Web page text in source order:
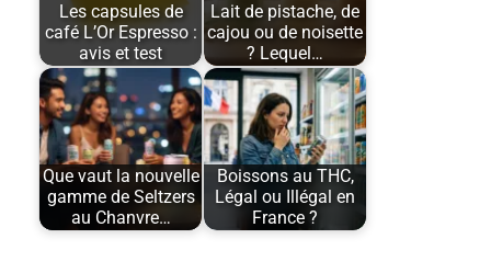
Les capsules de
café L’Or Espresso :
avis et test
Lait de pistache, de
cajou ou de noisette
? Lequel…
Que vaut la nouvelle
gamme de Seltzers
au Chanvre…
Boissons au THC,
Légal ou Illégal en
France ?